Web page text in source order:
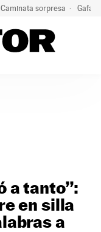
Caminata sorpresa Gafas
a tanto”:
en silla
a